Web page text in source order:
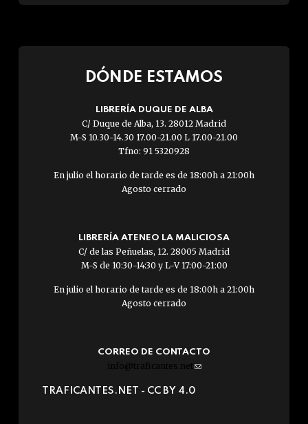
DÓNDE ESTAMOS
LIBRERÍA DUQUE DE ALBA
C/ Duque de Alba, 13. 28012 Madrid
M-S 10.30-14.30 17.00-21.00 L 17.00-21.00
Tfno: 91 5320928
En julio el horario de tarde es de 18:00h a 21:00h
Agosto cerrado
LIBRERÍA ATENEO LA MALICIOSA
C/ de las Peñuelas, 12. 28005 Madrid
M-S de 10:30-14:30 y L-V 17:00-21:00
En julio el horario de tarde es de 18:00h a 21:00h
Agosto cerrado
CORREO DE CONTACTO
info@traficantes.net (link
e-
TRAFICANTES.NET - CC BY 4.0